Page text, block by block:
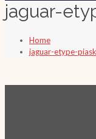
jaguar-
Home
jaguar-etype-